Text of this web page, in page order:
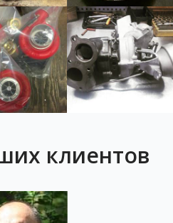
клиентов